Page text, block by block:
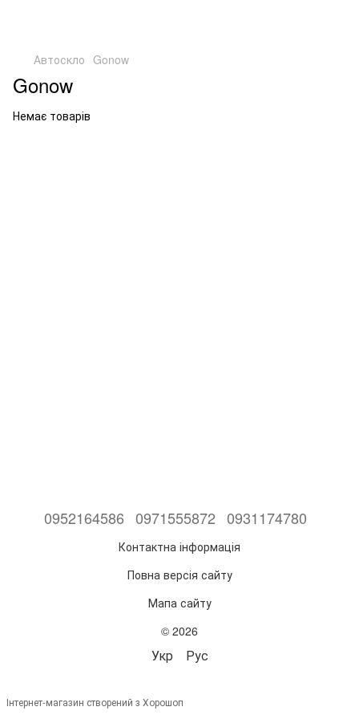
Автоскло Gonow
Gonow
Немає товарів
0952164586 0971555872 0931174780
Контактна інформація
Повна версія сайту
Мапа сайту
© 2026
Укр Рус
Інтернет-магазин створений з Хорошоп